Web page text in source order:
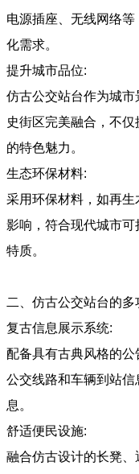
电源插座、无线网络
化需求。
提升城市品位:
仿古公交站台作为城
史街区完美融合，不
的特色魅力。
生态环保材料:
采用环保材料，如再
影响，符合现代城市
特质。
二、仿古公交站台的多
复古信息展示系统:
配备具有古典风格的
公交线路和车辆到站
息。
舒适便民设施:
融合仿古设计的长凳